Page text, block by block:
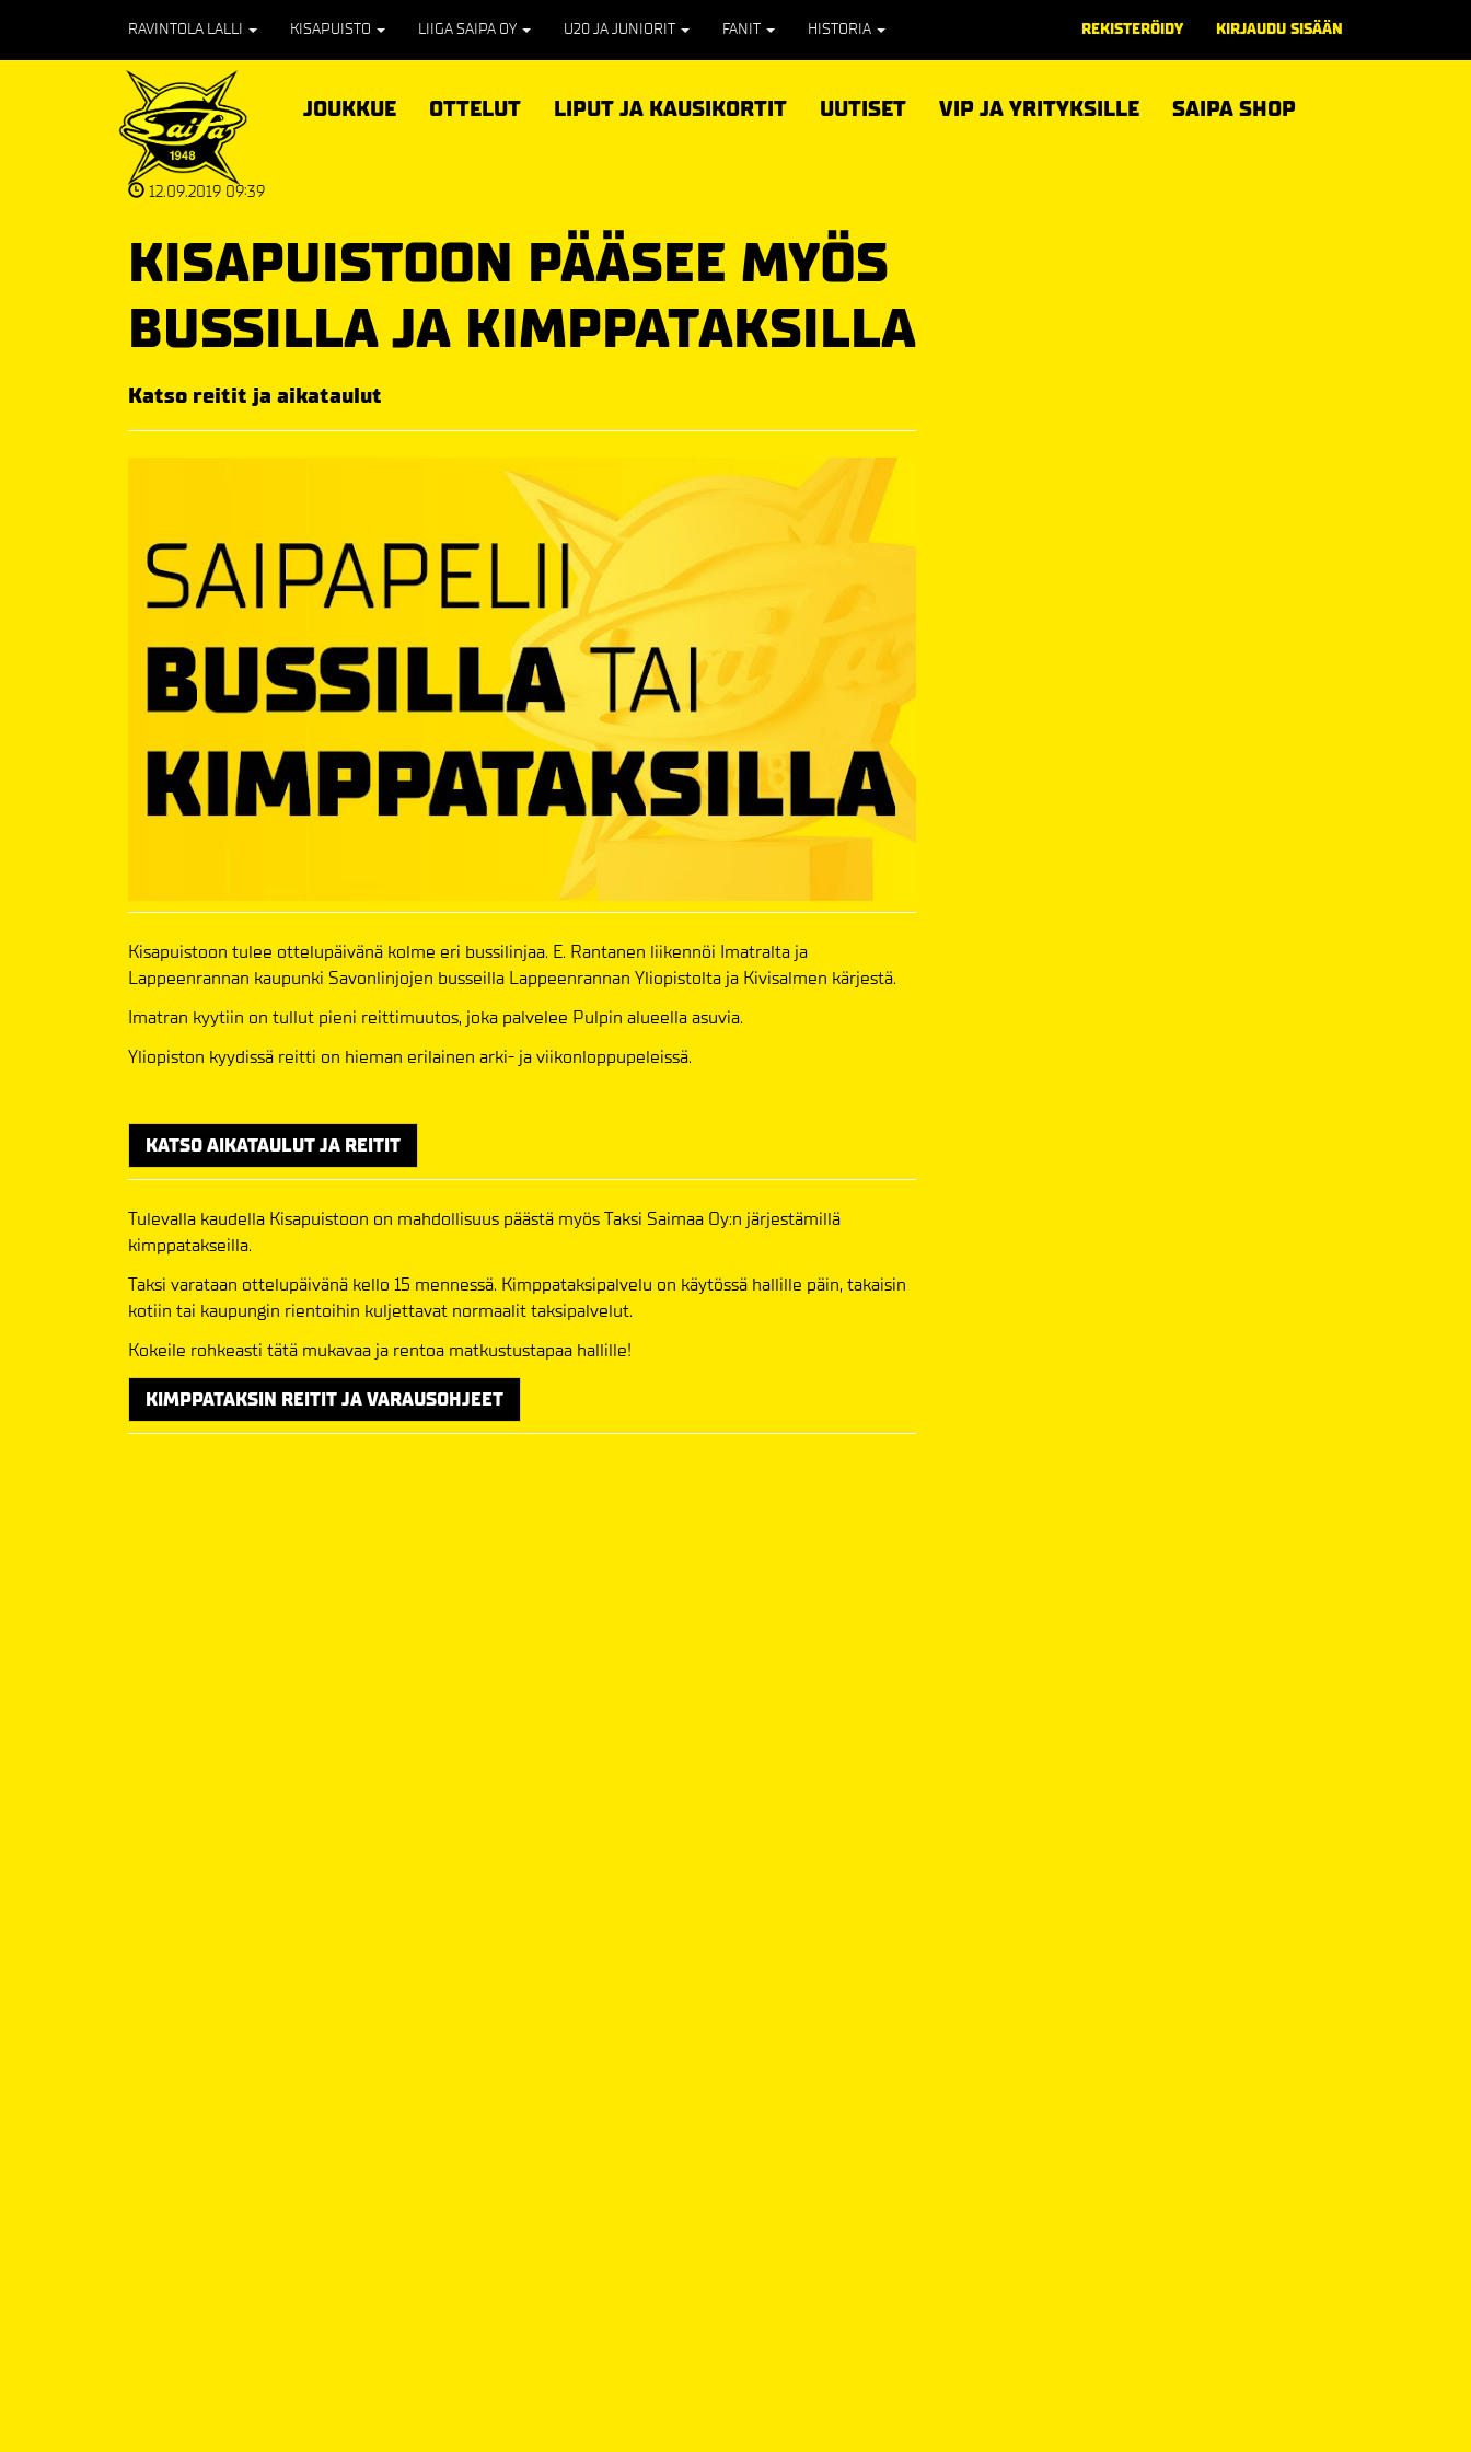
RAVINTOLA LALLI KISAPUISTO LIIGA SAIPA OY U20 JA JUNIORIT FANIT HISTORIA REKISTERÖIDY KIRJAUDU SISÄÄN
JOUKKUE OTTELUT LIPUT JA KAUSIKORTIT UUTISET VIP JA YRITYKSILLE SAIPA SHOP
12.09.2019 09:39
KISAPUISTOON PÄÄSEE MYÖS
BUSSILLA JA KIMPPATAKSILLA
Katso reitit ja aikataulut
Kisapuistoon tulee ottelupäivänä kolme eri bussilinjaa. E. Rantanen liikennöi Imatralta ja
Lappeenrannan kaupunki Savonlinjojen busseilla Lappeenrannan Yliopistolta ja Kivisalmen kärjestä.
Imatran kyytiin on tullut pieni reittimuutos, joka palvelee Pulpin alueella asuvia.
Yliopiston kyydissä reitti on hieman erilainen arki- ja viikonloppupeleissä.
KATSO AIKATAULUT JA REITIT
Tulevalla kaudella Kisapuistoon on mahdollisuus päästä myös Taksi Saimaa Oy:n järjestämillä
kimppatakseilla.
Taksi varataan ottelupäivänä kello 15 mennessä. Kimppataksipalvelu on käytössä hallille päin, takaisin
kotiin tai kaupungin rientoihin kuljettavat normaalit taksipalvelut.
Kokeile rohkeasti tätä mukavaa ja rentoa matkustustapaa hallille!
KIMPPATAKSIN REITIT JA VARAUSOHJEET